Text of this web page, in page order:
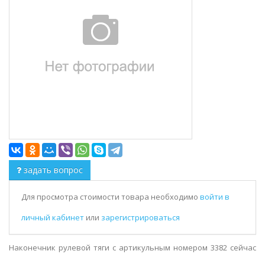
задать вопрос
Для просмотра стоимости товара необходимо войти в
личный кабинет или зарегистрироваться
Наконечник рулевой тяги с артикульным номером 3382 сейчас